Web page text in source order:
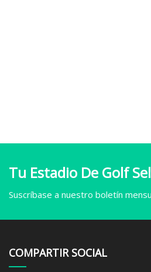
Tu Estadio De Golf
Suscríbase a nuestro boletín
COMPARTIR SOCIAL